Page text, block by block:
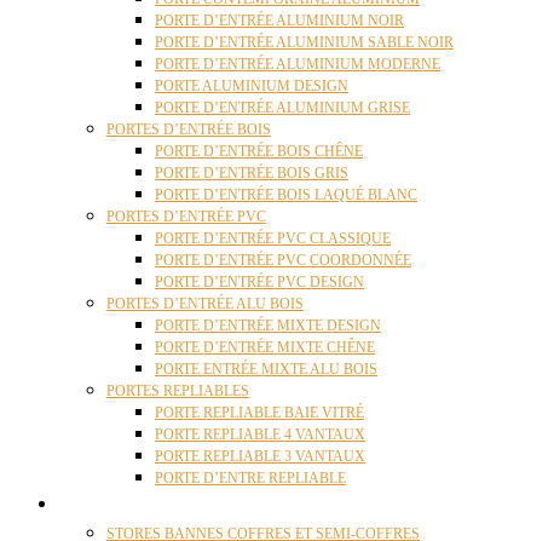
PORTE D’ENTRÉE ALUMINIUM NOIR
PORTE D’ENTRÉE ALUMINIUM SABLE NOIR
PORTE D’ENTRÉE ALUMINIUM MODERNE
PORTE ALUMINIUM DESIGN
PORTE D’ENTRÉE ALUMINIUM GRISE
PORTES D’ENTRÉE BOIS
PORTE D’ENTRÉE BOIS CHÊNE
PORTE D’ENTRÉE BOIS GRIS
PORTE D’ENTRÉE BOIS LAQUÉ BLANC
PORTES D’ENTRÉE PVC
PORTE D’ENTRÉE PVC CLASSIQUE
PORTE D’ENTRÉE PVC COORDONNÉE
PORTE D’ENTRÉE PVC DESIGN
PORTES D’ENTRÉE ALU BOIS
PORTE D’ENTRÉE MIXTE DESIGN
PORTE D’ENTRÉE MIXTE CHÊNE
PORTE ENTRÉE MIXTE ALU BOIS
PORTES REPLIABLES
PORTE REPLIABLE BAIE VITRÉ
PORTE REPLIABLE 4 VANTAUX
PORTE REPLIABLE 3 VANTAUX
PORTE D’ENTRE REPLIABLE
STORES BANNES COFFRES ET SEMI-COFFRES